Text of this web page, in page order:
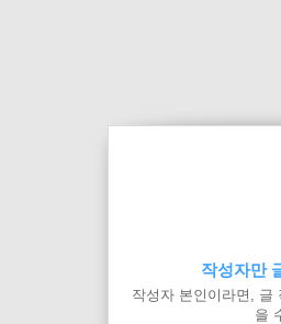
작성자만
작성자 본인이라면, 글
을